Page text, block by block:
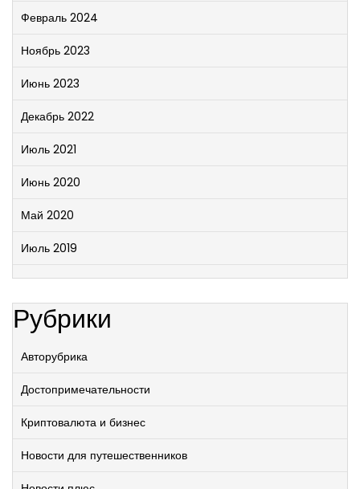
Февраль 2024
Ноябрь 2023
Июнь 2023
Декабрь 2022
Июль 2021
Июнь 2020
Май 2020
Июль 2019
Рубрики
Авторубрика
Достопримечательности
Криптовалюта и бизнес
Новости для путешественников